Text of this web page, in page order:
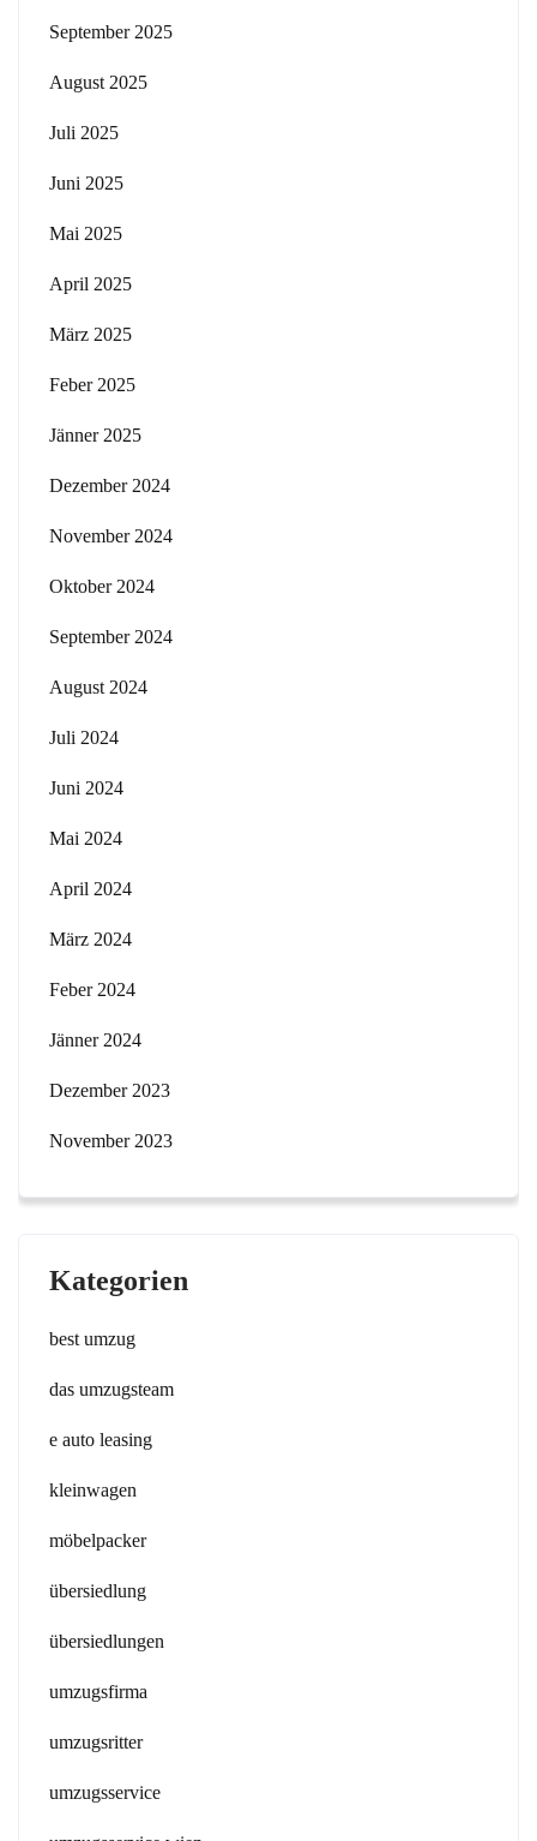
September 2025
August 2025
Juli 2025
Juni 2025
Mai 2025
April 2025
März 2025
Feber 2025
Jänner 2025
Dezember 2024
November 2024
Oktober 2024
September 2024
August 2024
Juli 2024
Juni 2024
Mai 2024
April 2024
März 2024
Feber 2024
Jänner 2024
Dezember 2023
November 2023
Kategorien
best umzug
das umzugsteam
e auto leasing
kleinwagen
möbelpacker
übersiedlung
übersiedlungen
umzugsfirma
umzugsritter
umzugsservice